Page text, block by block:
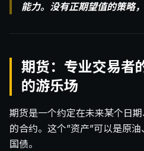
能力。没有正期望值的策略
期货：专业交易者
的游乐场
期货是一个约定在未来某个日
的合约。这个”资产”可以是原
国债。